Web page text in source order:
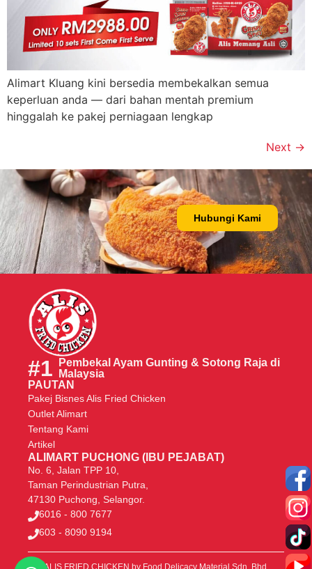
Alimart Kluang kini bersedia membekalkan semua
keperluan anda — dari bahan mentah premium
hinggalah ke pakej perniagaan lengkap
Next →
Hubungi Kami
#1
Pembekal Ayam Gunting & Sotong Raja di
Malaysia
PAUTAN
Pakej Bisnes Alis Fried Chicken
Outlet Alimart
Tentang Kami
Artikel
ALIMART PUCHONG (IBU PEJABAT)
No. 6, Jalan TPP 10,
Taman Perindustrian Putra,
47130 Puchong, Selangor.
6016 - 800 7677
603 - 8090 9194
ALIS FRIED CHICKEN by Food Delicacy Material Sdn. Bhd.